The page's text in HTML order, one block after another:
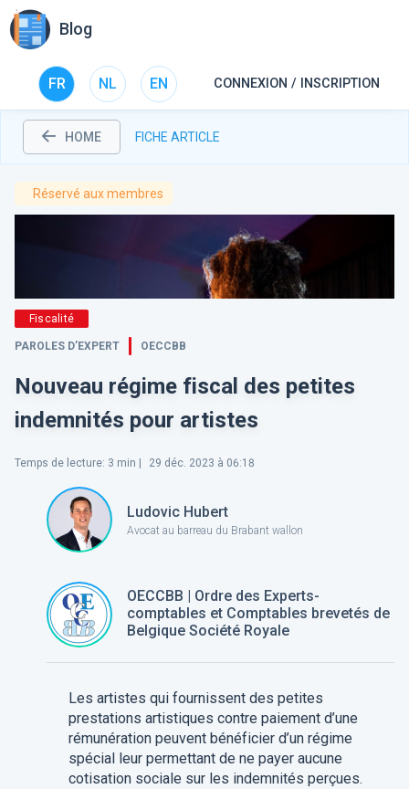
Blog
FR NL EN CONNEXION / INSCRIPTION
HOME FICHE ARTICLE
Réservé auxmembres
Fiscalité
PAROLES D’EXPERT OECCBB
Nouveau régime fiscal des petites
indemnités pour artistes
Temps de lecture: 3 min | 29 déc. 2023 à 06:18
Ludovic Hubert
Avocat au barreau du Brabant wallon
OECCBB | Ordre des Experts-
comptables et Comptables brevetés de
Belgique Société Royale
Les artistes qui fournissent des petites
prestations artistiques contre paiement d’une
rémunération peuvent bénéficier d’un régime
spécial leur permettant de ne payer aucune
cotisation sociale sur les indemnités perçues.